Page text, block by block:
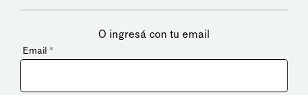
O ingresá con tu email
Email *